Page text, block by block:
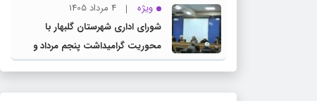
تسریع در اجرای پروژه‌های قطار و
آزادراه مشهد- گلبهار- چناران
ویژه
4 مرداد 1405
شورای اداری شهرستان گلبهار با
محوریت گرامیداشت پنجم مرداد و
تجلیل از خادمان عرصه نماز برگزار شد